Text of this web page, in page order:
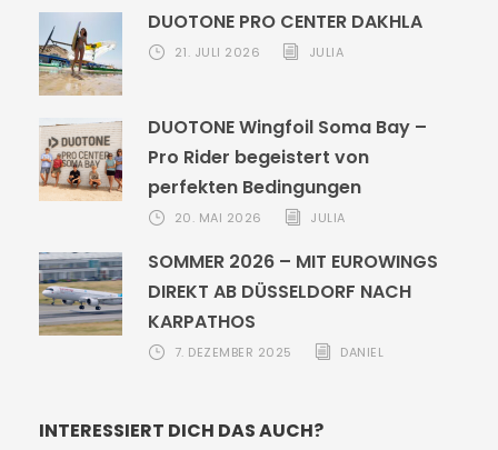
DUOTONE PRO CENTER DAKHLA
21. JULI 2026 JULIA
DUOTONE Wingfoil Soma Bay –
Pro Rider begeistert von
perfekten Bedingungen
20. MAI 2026 JULIA
SOMMER 2026 – MIT EUROWINGS
DIREKT AB DÜSSELDORF NACH
KARPATHOS
7. DEZEMBER 2025 DANIEL
INTERESSIERT DICH DAS AUCH?